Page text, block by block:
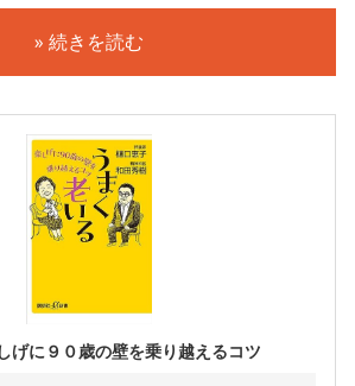
» 続きを読む
に９０歳の壁を乗り越えるコツ